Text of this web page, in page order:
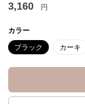
3,160 円
カラー
ブラック カーキ